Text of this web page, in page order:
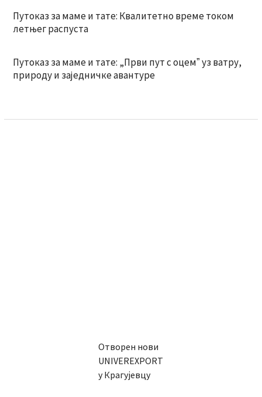
Путоказ за маме и тате: Квалитетно време током
летњег распуста
Путоказ за маме и тате: „Први пут с оцемˮ уз ватру,
природу и заједничке авантуре
Отворен нови
UNIVEREXPORT
у Крагујевцу